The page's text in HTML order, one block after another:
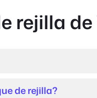
rejilla
de rejilla?